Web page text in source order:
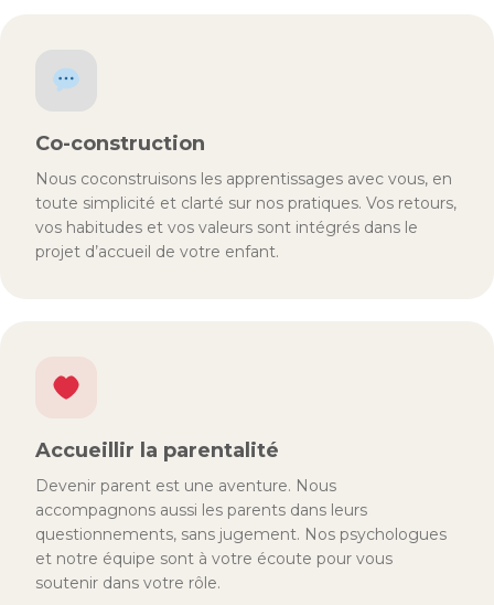
Co-construction
Nous coconstruisons les apprentissages avec vous, en
toute simplicité et clarté sur nos pratiques. Vos retours,
vos habitudes et vos valeurs sont intégrés dans le
projet d’accueil de votre enfant.
Accueillir la parentalité
Devenir parent est une aventure. Nous
accompagnons aussi les parents dans leurs
questionnements, sans jugement. Nos psychologues
et notre équipe sont à votre écoute pour vous
soutenir dans votre rôle.